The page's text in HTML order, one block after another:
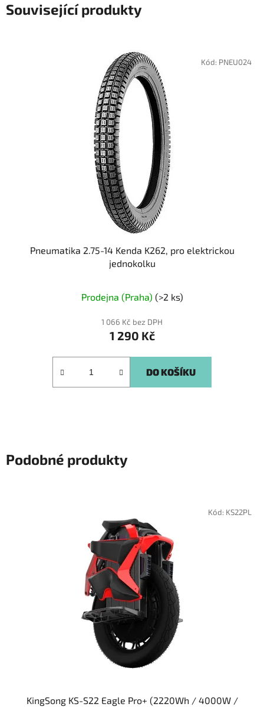
Související produkty
Pneumatika 2.75-14 Kenda K262, pro elektrickou
jednokolku
Prodejna (Praha) (>2 ks)
1 066 Kč bez DPH
1 290 Kč
DO KOŠÍKU
Kód: PNEU024
Podobné produkty
KingSong KS-S22 Eagle Pro+ (2220Wh / 4000W /
Kód: KS22PL